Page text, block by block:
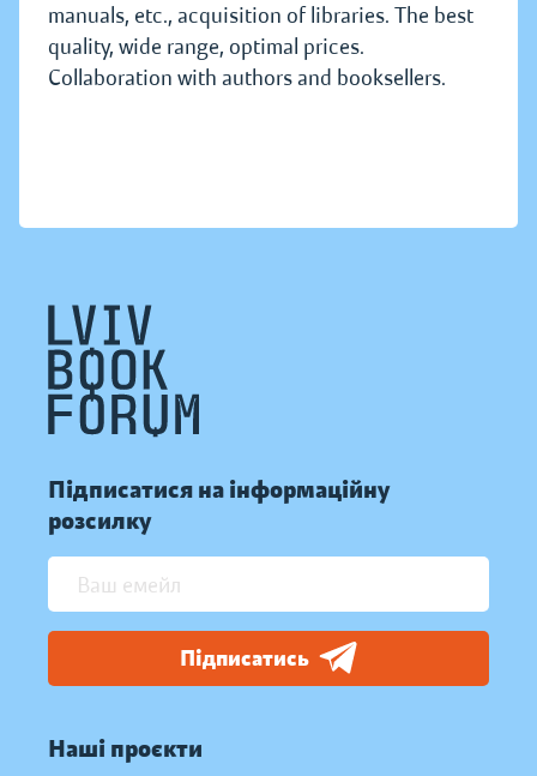
manuals, etc., acquisition of libraries. The best
quality, wide range, optimal prices.
Collaboration with authors and booksellers.
Підписатися на інформаційну
розсилку
Підписатись
Наші проєкти